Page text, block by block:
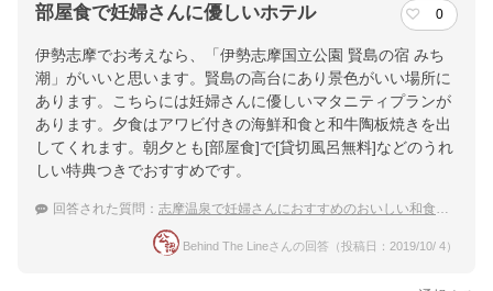
部屋食で妊婦さんに優しいホテル 0
伊勢志摩でお考えなら、「伊勢志摩国立公園 賢島の宿 みち
潮」がいいと思います。賢島の高台にあり景色がいい場所に
あります。こちらには妊婦さんに優しいマタニティプランが
あります。夕食はアワビ付きの海鮮和食と和牛陶板焼きを出
してくれます。朝夕とも[部屋食]で[貸切風呂無料]などのうれ
しい特典つきでおすすめです。
回答された質問： 志摩温泉で妊婦さんにおすすめのおいしい和食が食べられる宿を教えてください！
Behind The Lineさんの回答（投稿日：2019/10/ 4）